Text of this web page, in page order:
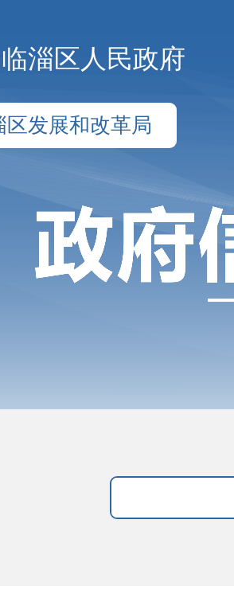
临淄区人民政府
区发展和改革局